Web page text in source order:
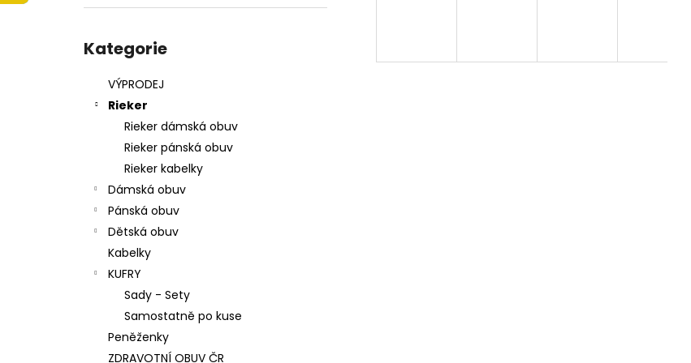
kategorie
Kategorie
VÝPRODEJ
Rieker
Rieker dámská obuv
Rieker pánská obuv
Rieker kabelky
Dámská obuv
Pánská obuv
Dětská obuv
Kabelky
KUFRY
Sady - Sety
Samostatně po kuse
Peněženky
ZDRAVOTNÍ OBUV ČR
699 Kč